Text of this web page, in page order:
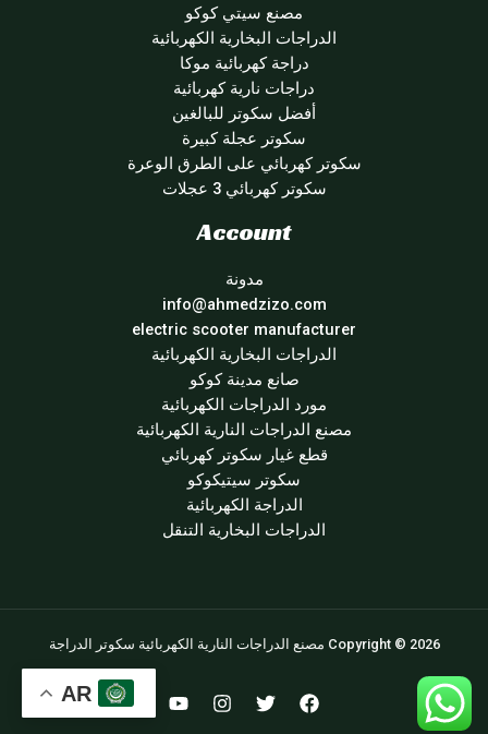
مصنع سيتي كوكو
الدراجات البخارية الكهربائية
دراجة كهربائية موكا
دراجات نارية كهربائية
أفضل سكوتر للبالغين
سكوتر عجلة كبيرة
سكوتر كهربائي على الطرق الوعرة
سكوتر كهربائي 3 عجلات
Account
مدونة
info@ahmedzizo.com
electric scooter manufacturer
الدراجات البخارية الكهربائية
صانع مدينة كوكو
مورد الدراجات الكهربائية
مصنع الدراجات النارية الكهربائية
قطع غيار سكوتر كهربائي
سكوتر سيتيكوكو
الدراجة الكهربائية
الدراجات البخارية التنقل
Copyright © 2026 مصنع الدراجات النارية الكهربائية سكوتر الدراجة
AR